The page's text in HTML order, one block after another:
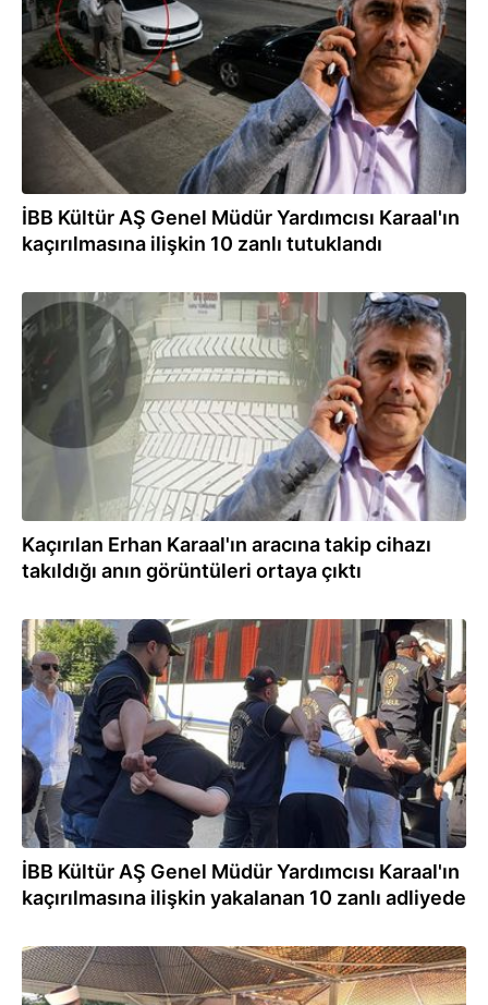
İBB Kültür AŞ Genel Müdür Yardımcısı Karaal'ın
kaçırılmasına ilişkin 10 zanlı tutuklandı
26.06.2026
Kaçırılan Erhan Karaal'ın aracına takip cihazı
takıldığı anın görüntüleri ortaya çıktı
26.06.2026
İBB Kültür AŞ Genel Müdür Yardımcısı Karaal'ın
kaçırılmasına ilişkin yakalanan 10 zanlı adliyede
24.06.2026